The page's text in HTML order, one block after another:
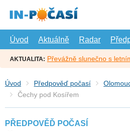
hlavní
Úvod
Aktuálně Radar
AKTUALITA: Převážně slunečno s
Úvod Předpověď počasí
Čechy pod Kosířem
PŘEDPOVĚĎ POČASÍ